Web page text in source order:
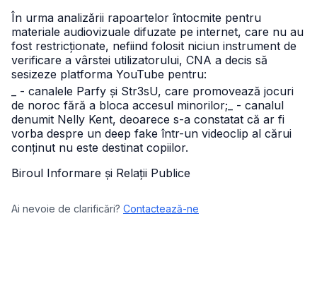
În urma analizării rapoartelor întocmite pentru
materiale audiovizuale difuzate pe internet, care nu au
fost restricționate, nefiind folosit niciun instrument de
verificare a vârstei utilizatorului, CNA a decis să
sesizeze platforma YouTube pentru:
_ - canalele Parfy și Str3sU, care promovează jocuri
de noroc fără a bloca accesul minorilor; _ - canalul
denumit Nelly Kent, deoarece s-a constatat că ar fi
vorba despre un deep fake într-un videoclip al cărui
conținut nu este destinat copiilor.
Biroul Informare și Relații Publice
Ai nevoie de clarificări? Contactează-ne